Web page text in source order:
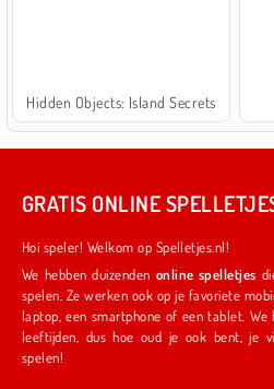
Hidden Objects: Island Secrets
GRATIS ONLINE
Hoi speler! Welkom op Spelletjes.nl!
We hebben duizenden online spelletjes die je
spelen. Ze werken ook op je favoriete
laptop, een smartphone of een tablet. We hebben iets voor spelers van alle
leeftijden, dus hoe oud je ook bent, je vindt altijd wel
spelen!